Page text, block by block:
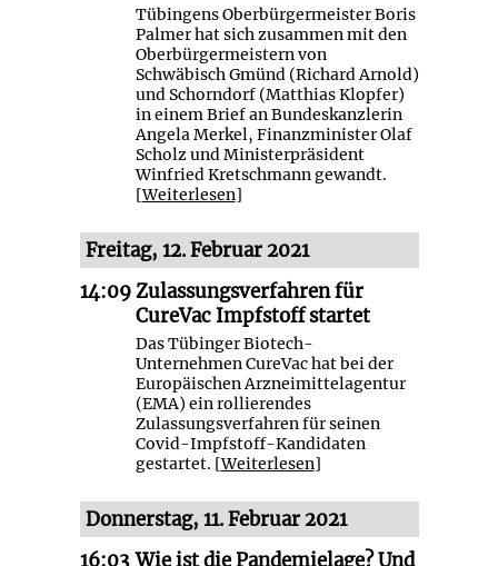
Tübingens Oberbürgermeister Boris
Palmer hat sich zusammen mit den
Oberbürgermeistern von
Schwäbisch Gmünd (Richard Arnold)
und Schorndorf (Matthias Klopfer)
in einem Brief an Bundeskanzlerin
Angela Merkel, Finanzminister Olaf
Scholz und Ministerpräsident
Winfried Kretschmann gewandt.
[Weiterlesen]
Freitag, 12. Februar 2021
14:09 Zulassungsverfahren für
CureVac Impfstoff startet
Das Tübinger Biotech-
Unternehmen CureVac hat bei der
Europäischen Arzneimittelagentur
(EMA) ein rollierendes
Zulassungsverfahren für seinen
Covid-Impfstoff-Kandidaten
gestartet. [Weiterlesen]
Donnerstag, 11. Februar 2021
16:03 Wie ist die Pandemielage? Und